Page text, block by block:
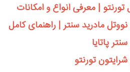
| معرفی انواع و امکانات
مادرید سنتر | راهنمای کامل
پاتایا
تورنتو